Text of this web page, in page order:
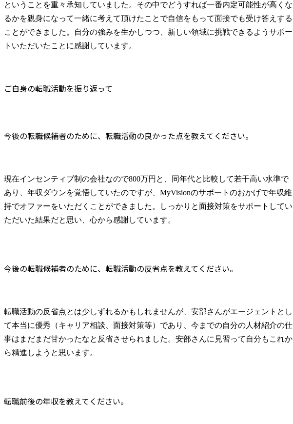
ということを重々承知していました。その中でどうすれば一番内定可能性が高くな
るかを親身になって一緒に考えて頂けたことで自信をもって面接でも受け答えする
ことができました。自分の強みを生かしつつ、新しい領域に挑戦できるようサポー
トいただいたことに感謝しています。
ご自身の転職活動を振り返って
今後の転職候補者のために、転職活動の良かった点を教えてください。
現在インセンティブ制の会社なので800万円と、同年代と比較して若干高い水準で
あり、年収ダウンを覚悟していたのですが、MyVisionのサポートのおかげで年収維
持でオファーをいただくことができました。しっかりと面接対策をサポートしてい
ただいた結果だと思い、心から感謝しています。
今後の転職候補者のために、転職活動の反省点を教えてください。
転職活動の反省点とは少しずれるかもしれませんが、安部さんがエージェントとし
て本当に優秀（キャリア相談、面接対策等）であり、今までの自分の人材紹介の仕
事はまだまだ甘かったなと反省させられました。安部さんに見習って自分もこれか
ら精進しようと思います。
転職前後の年収を教えてください。